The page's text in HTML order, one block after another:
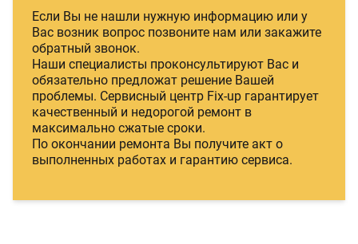
Если Вы не нашли нужную информацию или у
Вас возник вопрос позвоните нам или закажите
обратный звонок.
Наши специалисты проконсультируют Вас и
обязательно предложат решение Вашей
проблемы. Сервисный центр Fix-up гарантирует
качественный и недорогой ремонт в
максимально сжатые сроки.
По окончании ремонта Вы получите акт о
выполненных работах и гарантию сервиса.